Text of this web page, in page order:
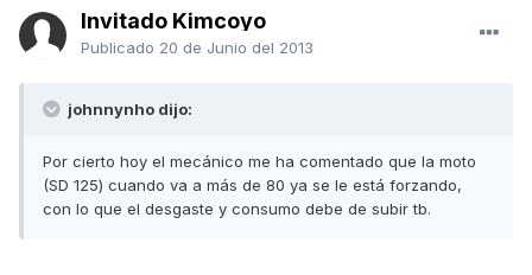
Invitado Kimcoyo
Publicado 20 de Junio del 2013
johnnynho dijo:
Por cierto hoy el mecánico me ha comentado que la moto
(SD 125) cuando va a más de 80 ya se le está forzando,
con lo que el desgaste y consumo debe de subir tb.